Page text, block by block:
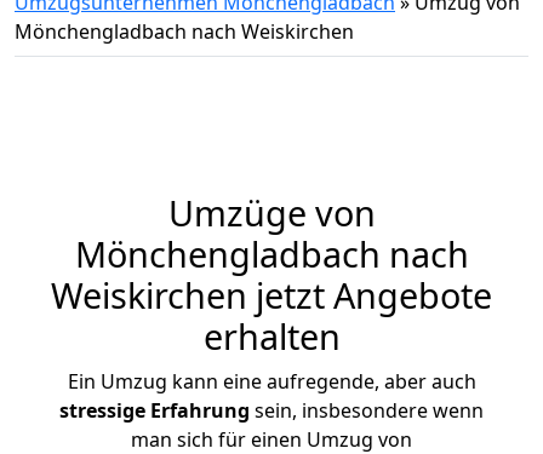
Mönchengladbach nach Weiskirchen
Umzüge von
Mönchengladbach nach
Weiskirchen jetzt Angebote
erhalten
Ein Umzug kann eine aufregende, aber auch
stressige Erfahrung sein, insbesondere wenn
man sich für einen Umzug von